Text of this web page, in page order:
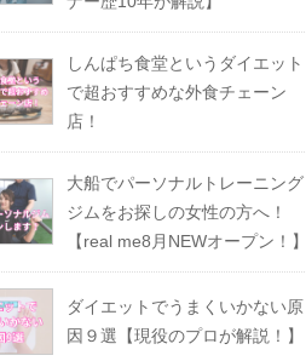
しんぱち食堂というダイエット
で超おすすめな外食チェーン
店！
大船でパーソナルトレーニング
ジムをお探しの女性の方へ！
【real me8月NEWオープン！】
ダイエットでうまくいかない原
因９選【現役のプロが解説！】